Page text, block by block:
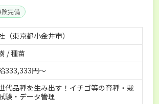
険完備
（東京都小金井市）
/ 種苗
333,333円～
代品種を生み出す！イチゴ等の育種・栽
験・データ管理